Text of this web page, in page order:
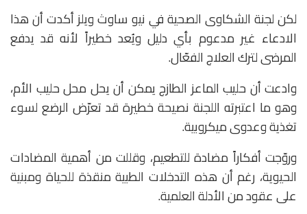
لكن لجنة الشكاوى الصحية في نيو ساوث ويلز أكدت أن هذا
الادعاء غير مدعوم بأي دليل ويُعد خطيراً لأنه قد يدفع
المرضى لترك العلاج الفعّال.
وادعت أن حليب الماعز الطازج يمكن أن يحل محل حليب الأم،
وهو ما اعتبرته اللجنة نصيحة خطيرة قد تعرّض الرضع لسوء
تغذية وعدوى ميكروبية.
وروّجت أفكاراً مضادة للتطعيم، وقللت من أهمية المضادات
الحيوية، رغم أن هذه التدخلات الطبية منقذة للحياة ومبنية
على عقود من الأدلة العلمية.